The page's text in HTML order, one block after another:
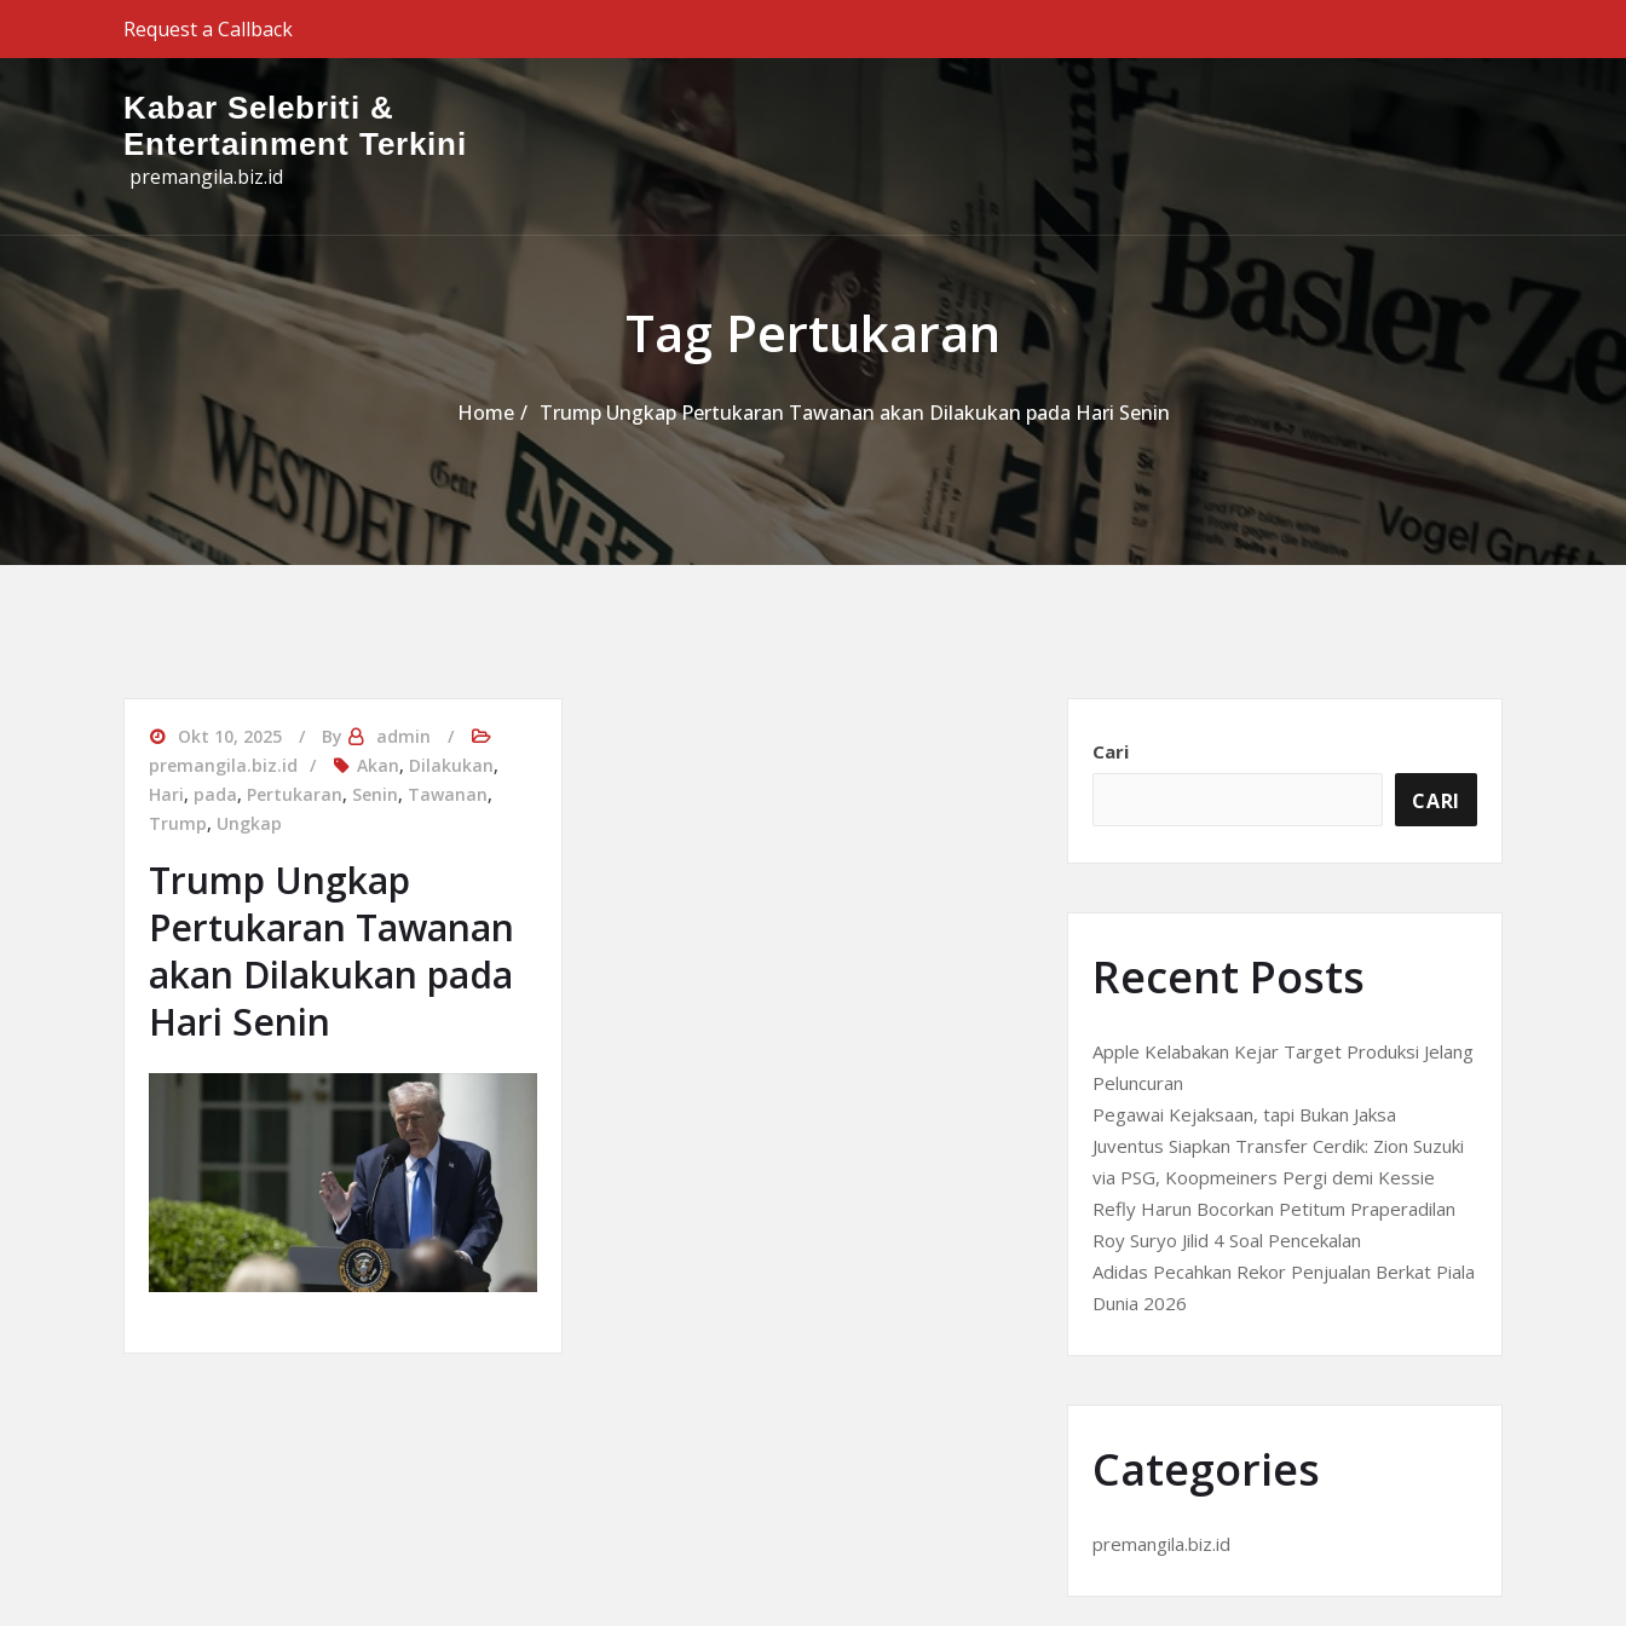
Skip to the contentRequest a Callback
Kabar Selebriti &
Entertainment Terkini
premangila.biz.id
Tag Pertukaran
Home Trump Ungkap Pertukaran Tawanan akan Dilakukan pada Hari Senin
Okt 10, 2025 By
admin
premangila.biz.id
Akan, Dilakukan,
Hari, pada, Pertukaran, Senin, Tawanan,
Trump, Ungkap
Trump Ungkap
Pertukaran Tawanan
akan Dilakukan pada
Hari Senin
Cari
CARI
Recent Posts
Apple Kelabakan Kejar Target Produksi Jelang
Peluncuran
Pegawai Kejaksaan, tapi Bukan Jaksa
Juventus Siapkan Transfer Cerdik: Zion Suzuki
via PSG, Koopmeiners Pergi demi Kessie
Refly Harun Bocorkan Petitum Praperadilan
Roy Suryo Jilid 4 Soal Pencekalan
Adidas Pecahkan Rekor Penjualan Berkat Piala
Dunia 2026
Categories
premangila.biz.id